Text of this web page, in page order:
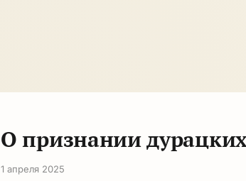
О признании
1 апреля 2025